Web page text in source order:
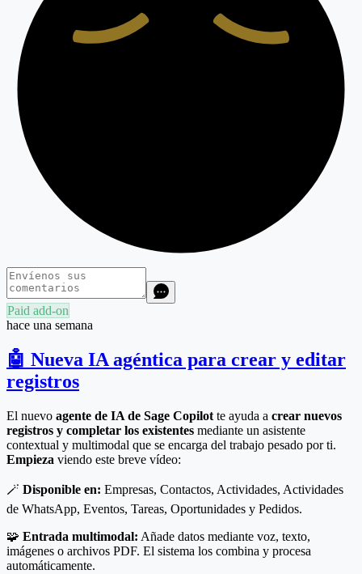
Paid add-on
hace una semana
🤖 Nueva IA agéntica para crear y editar
registros
El nuevo agente de IA de Sage Copilot te ayuda a crear nuevos
registros y completar los existentes mediante un asistente
contextual y multimodal que se encarga del trabajo pesado por ti.
Empieza viendo este breve vídeo:
🪄 Disponible en: Empresas, Contactos, Actividades, Actividades
de WhatsApp, Eventos, Tareas, Oportunidades y Pedidos.
🧩 Entrada multimodal: Añade datos mediante voz, texto,
imágenes o archivos PDF. El sistema los combina y procesa
automáticamente.